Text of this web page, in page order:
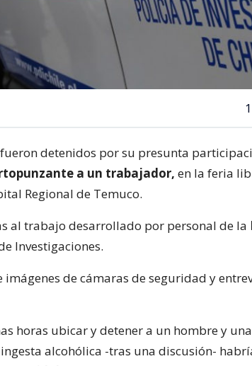
fueron detenidos por su presunta
a un trabajador, en la feria
Regional de Temuco.
al trabajo desarrollado por personal de la
Investigaciones.
imágenes de cámaras de seguridad y
horas ubicar y detener a un hombre y
alcohólica -tras una discusión-